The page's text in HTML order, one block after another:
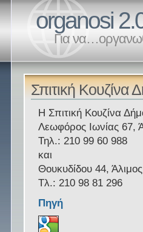
organosi
Για
Σπιτική Κουζίνα
Η Σπιτική Κουζίνα
Λεωφόρος Ιωνίας 67,
Τηλ.: 210 99 60 988
και
Θουκυδίδου 44, Άλιμος
Τλ.: 210 98 81 296
Πηγή